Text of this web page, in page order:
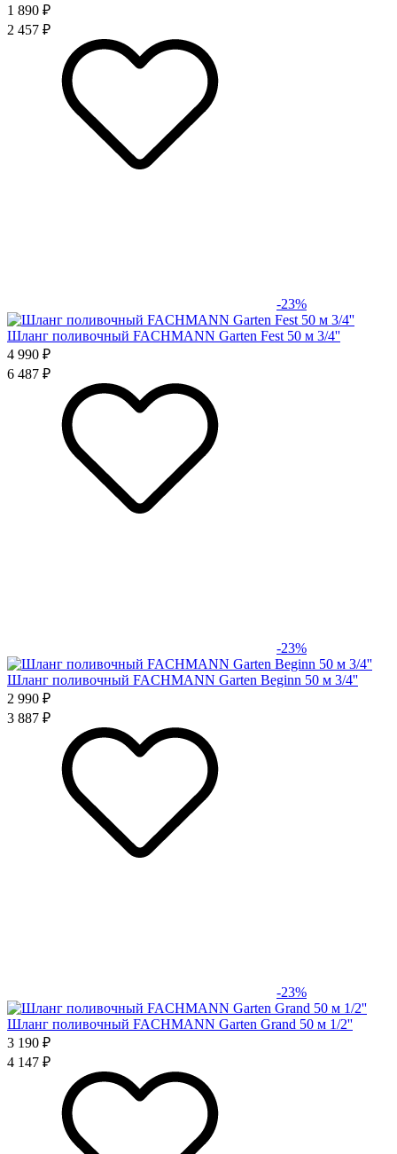
1 890 ₽
2 457 ₽
-23%
Шланг поливочный FACHMANN Garten Fest 50 м 3/4''
4 990 ₽
6 487 ₽
-23%
Шланг поливочный FACHMANN Garten Beginn 50 м 3/4''
2 990 ₽
3 887 ₽
-23%
Шланг поливочный FACHMANN Garten Grand 50 м 1/2''
3 190 ₽
4 147 ₽